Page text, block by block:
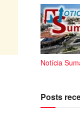
Notícia
Posts